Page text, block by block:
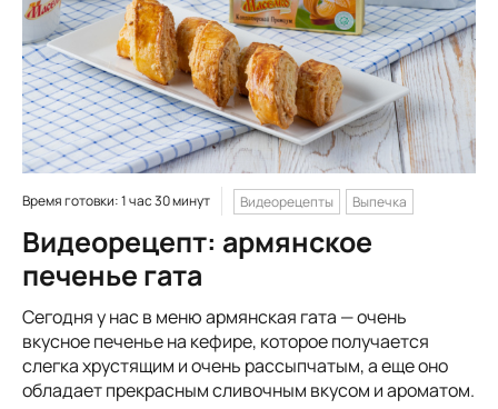
Время готовки: 1 час 30 минут Видеорецепты Выпечка
Видеорецепт: армянское
печенье гата
Сегодня у нас в меню армянская гата — очень
вкусное печенье на кефире, которое получается
слегка хрустящим и очень рассыпчатым, а еще оно
обладает прекрасным сливочным вкусом и ароматом.